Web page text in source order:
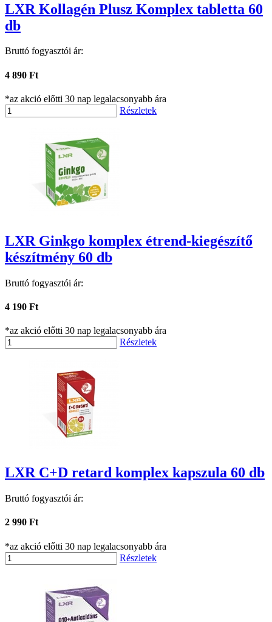
LXR Kollagén Plusz Komplex tabletta 60
db
Bruttó fogyasztói ár:
4 890 Ft
*az akció előtti 30 nap legalacsonyabb ára
Részletek
LXR Ginkgo komplex étrend-kiegészítő
készítmény 60 db
Bruttó fogyasztói ár:
4 190 Ft
*az akció előtti 30 nap legalacsonyabb ára
Részletek
LXR C+D retard komplex kapszula 60 db
Bruttó fogyasztói ár:
2 990 Ft
*az akció előtti 30 nap legalacsonyabb ára
Részletek